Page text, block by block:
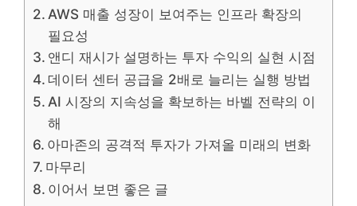
AWS 매출 성장이 보여주는 인프라 확장의
필요성
앤디 재시가 설명하는 투자 수익의 실현 시점
데이터 센터 공급을 2배로 늘리는 실행 방법
AI 시장의 지속성을 확보하는 바벨 전략의 이
해
아마존의 공격적 투자가 가져올 미래의 변화
마무리
이어서 보면 좋은 글